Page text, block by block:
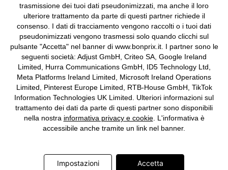
trasmissione dei tuoi dati pseudonimizzati, ma anche il loro
ulteriore trattamento da parte di questi partner richiede il
consenso. I dati di tracciamento vengono raccolti o i tuoi dati
pseudonimizzati vengono trasmessi solo quando clicchi sul
pulsante "Accetta" nel banner di www.bonprix.it. I partner sono le
seguenti società: Adjust GmbH, Criteo SA, Google Ireland
Limited, Hurra Communications GmbH, ID5 Technology Ltd,
Meta Platforms Ireland Limited, Microsoft Ireland Operations
Limited, Pinterest Europe Limited, RTB-House GmbH, TikTok
Information Technologies UK Limited. Ulteriori informazioni sul
trattamento dei dati da parte di questi partner sono disponibili
nella nostra informativa privacy e cookie. L'informativa è
accessibile anche tramite un link nel banner.
Impostazioni Accetta